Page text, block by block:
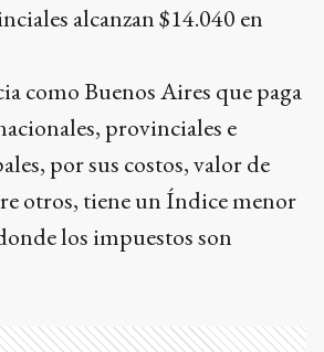
alcanzan $14.040 en
como Buenos Aires que paga
provinciales e
por sus costos, valor de
otros, tiene un Índice menor
los impuestos son